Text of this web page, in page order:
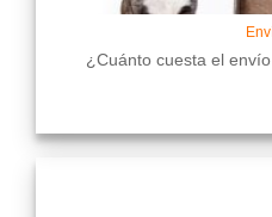
¿Cuánto cuesta el